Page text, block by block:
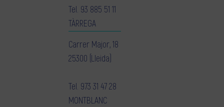
Tel. 93 885 51 11
TÀRREGA
Carrer Major, 18
25300 (Lleida)
Tel. 973 31 47 28
MONTBLANC